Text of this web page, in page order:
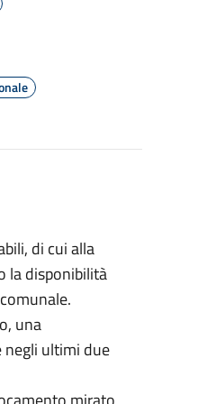
di cui alla
la disponibilità
una
negli ultimi due